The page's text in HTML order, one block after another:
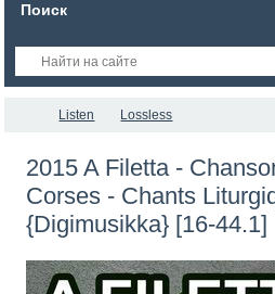
Поиск
Listen Lossless
2015 A Filetta -
Corses - Chants
{Digimusikka} [16-44.1]